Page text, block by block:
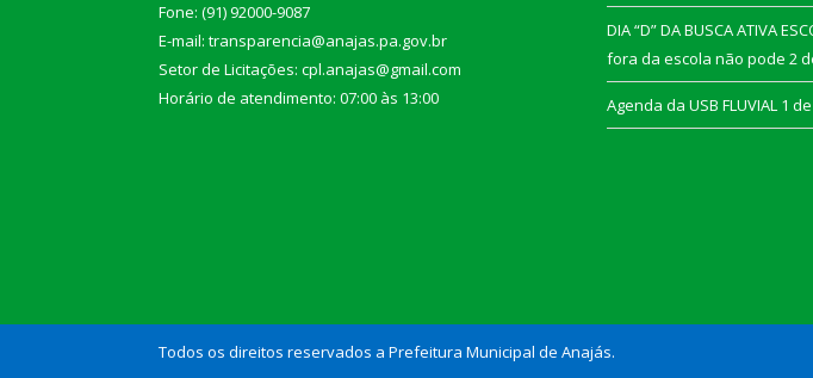
Fone: (91) 92000-9087
E-mail: transparencia@anajas.pa.gov.br
Setor de Licitações: cpl.anajas@gmail.com
Horário de atendimento: 07:00 às 13:00
DIA “D” DA BUSCA ATIVA
fora da escola não pode 2
Agenda da USB FLUVIAL 1
Todos os direitos reservados a Prefeitura Municipal de Anajás.